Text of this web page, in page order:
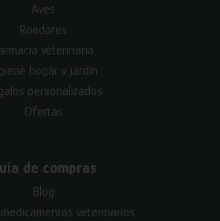
Aves
Roedores
veterinaria
hogar y jardín
personalizados
Ofertas
de compras
Blog
veterinarios